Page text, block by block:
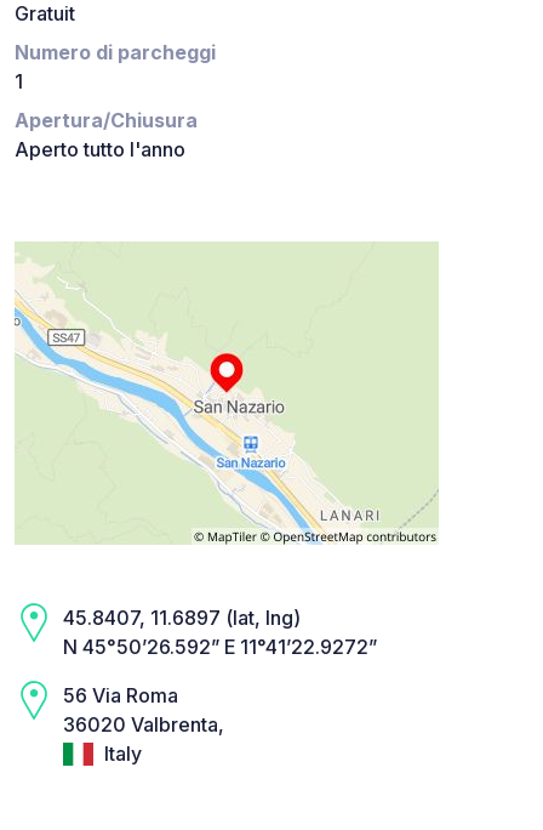
Gratuit
Numero di parcheggi
1
Apertura/Chiusura
Aperto tutto l'anno
45.8407, 11.6897 (lat, lng)
N 45°50’26.592” E 11°41’22.9272”
56 Via Roma
36020 Valbrenta,
Italy